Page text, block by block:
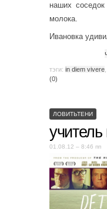
наших
молока.
Ивановка
тэги: in diem vivere
(0)
ЛОВИТЬТЕНИ
01.08.12 – 8:46 пп